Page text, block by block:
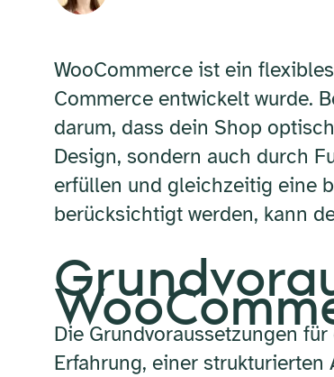
WooCommerce ist ein
Commerce entwickelt wurde.
darum, dass dein Shop
Design, sondern auch durch
erfüllen und gleichzeitig eine
berücksichtigt werden, kann
Die Grundvoraussetzungen
Erfahrung, einer